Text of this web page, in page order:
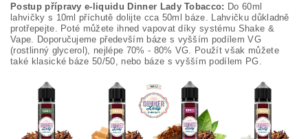
Postup přípravy e-liquidu Dinner Lady Tobacco: Do 60ml
lahvičky s 10ml příchutě dolijte cca 50ml báze. Lahvičku důkladně
protřepejte. Poté můžete ihned vapovat díky systému Shake &
Vape. Doporučujeme především báze s vyšším podílem VG
(rostlinný glycerol), nejlépe 70% - 80% VG. Použít však můžete
také klasické báze 50/50, nebo báze s vyšším podílem PG.